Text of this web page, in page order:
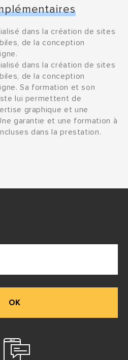
dans la création de sites
de la conception
dans la création de sites
de la conception
Sa formation et son
lui permettent de
graphique et une
garantie et une formation à
dans la prestation.
OK